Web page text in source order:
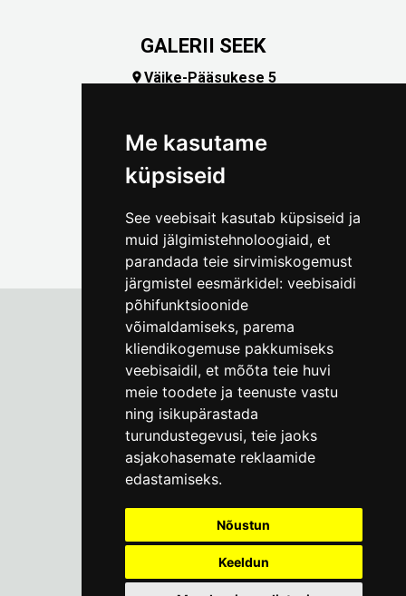
Me kasutame
küpsiseid
See veebisait kasutab küpsiseid ja
muid jälgimistehnoloogiaid, et
parandada teie sirvimiskogemust
järgmistel eesmärkidel: veebisaidi
põhifunktsioonide
võimaldamiseks, parema
kliendikogemuse pakkumiseks
veebisaidil, et mõõta teie huvi
meie toodete ja teenuste vastu
ning isikupärastada
turundustegevusi, teie jaoks
asjakohasemate reklaamide
edastamiseks.
Nõustun
Keeldun
GALERII SEEK
Väike-Pääsukese 5
Tallinna Linnamuuseum
Vene 17
E-R kell 9-17(+372) 610 4178
info@linnamuuseum.ee
Küpsisepoliitika